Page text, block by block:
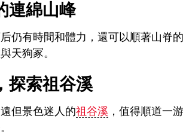
連綿山峰
仍有時間和體力，還可以順著山脊
天狗冢。
探索祖谷溪
但景色迷人的祖谷溪 ，值得順道一